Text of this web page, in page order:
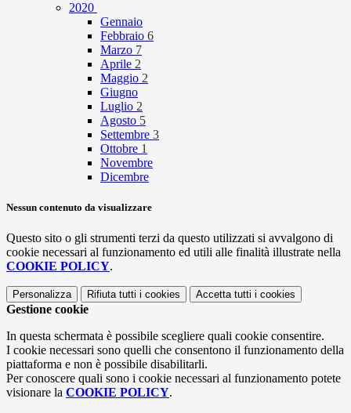
2020
Gennaio
Febbraio 6
Marzo 7
Aprile 2
Maggio 2
Giugno
Luglio 2
Agosto 5
Settembre 3
Ottobre 1
Novembre
Dicembre
Nessun contenuto da visualizzare
Questo sito o gli strumenti terzi da questo utilizzati si avvalgono di
cookie necessari al funzionamento ed utili alle finalità illustrate nella
COOKIE POLICY.
Personalizza Rifiuta tutti i cookies Accetta tutti i cookies
Gestione cookie
In questa schermata è possibile scegliere quali cookie consentire.
I cookie necessari sono quelli che consentono il funzionamento della
piattaforma e non è possibile disabilitarli.
Per conoscere quali sono i cookie necessari al funzionamento potete
visionare la COOKIE POLICY.